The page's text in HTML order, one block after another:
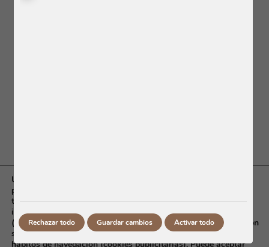
Utilizamos cookies propias y de terceros, con la finalidad de
permitir el correcto funcionamiento del sitio web (cookies
técnicas), para medir el uso que usted realiza del sitio web e
introducir mejoras en los servicios y contenidos ofrecidos
(cookies analíticas) y para mostrarle publicidad relacionada con
sus preferencias en base a un perfil elaborado a partir de sus
hábitos de navegación (cookies publicitarias). Puede aceptar
Rechazar todo Guardar cambios Activar todo